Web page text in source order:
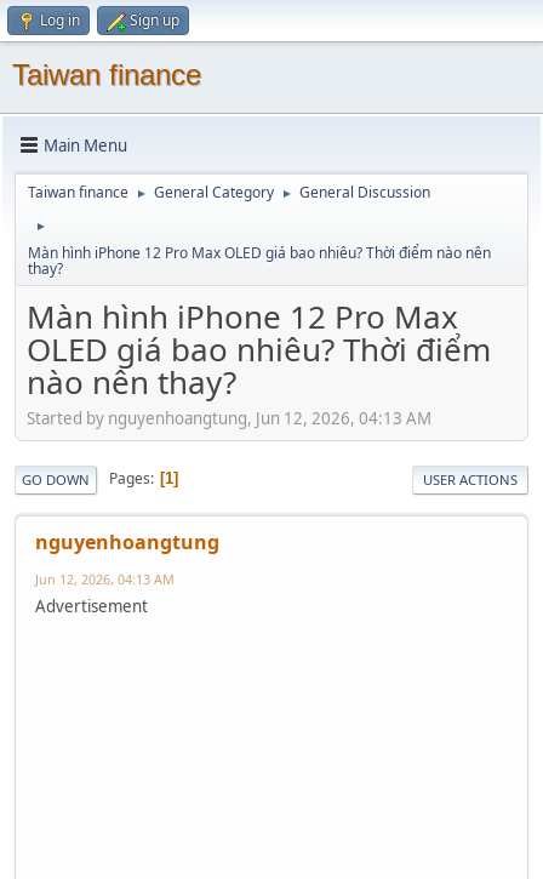
Log in Sign up
Taiwan finance
Main Menu
Taiwan finance ► General Category ► General Discussion
►
Màn hình iPhone 12 Pro Max OLED giá bao nhiêu? Thời điểm nào nên
thay?
Màn hình iPhone 12 Pro Max
OLED giá bao nhiêu? Thời điểm
nào nên thay?
Started by nguyenhoangtung, Jun 12, 2026, 04:13 AM
GO DOWN Pages 1 USER ACTIONS
nguyenhoangtung
Jun 12, 2026, 04:13 AM
Advertisement